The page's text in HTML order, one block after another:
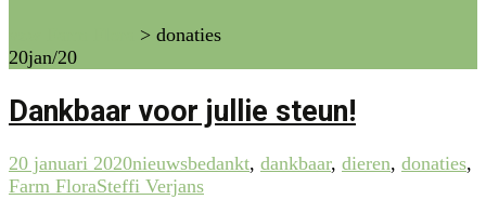
> donaties
20jan/20
Dankbaar voor jullie steun!
20 januari 2020nieuwsbedankt, dankbaar, dieren, donaties,
Farm FloraSteffi Verjans